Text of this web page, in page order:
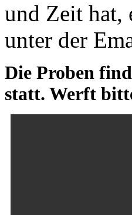
und Zeit hat,
unter der
Die Proben
statt. Werft